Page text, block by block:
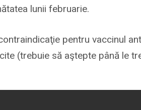
lunii februarie.
pentru vaccinul
(trebuie să aştepte până le